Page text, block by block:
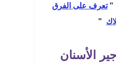
: "تعرف على الفرق
"
الأسنان